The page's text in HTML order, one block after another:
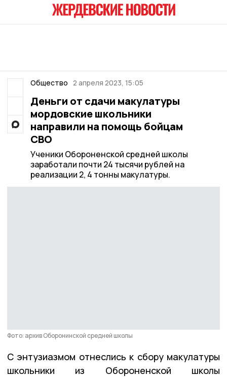
Общество 2 апреля 2023, 15:05
Деньги от сдачи макулатуры
мордовские школьники
направили на помощь бойцам
СВО
Ученики Обороненской средней школы
заработали почти 24 тысячи рублей на
реализации 2, 4 тонны макулатуры.
Фото: архив Оборонинской средней школы
С энтузиазмом отнеслись к сбору макулатуры
школьники из Обороненской школы